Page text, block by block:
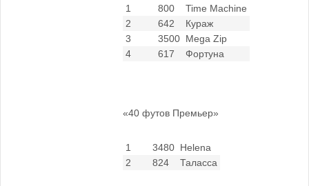
1 800
Time Machine
2
642
Кураж
3
3500 Mega Zip
4
617 Фортуна
«40 футов Премьер»
1 3480 Helena
2
824 Таласса